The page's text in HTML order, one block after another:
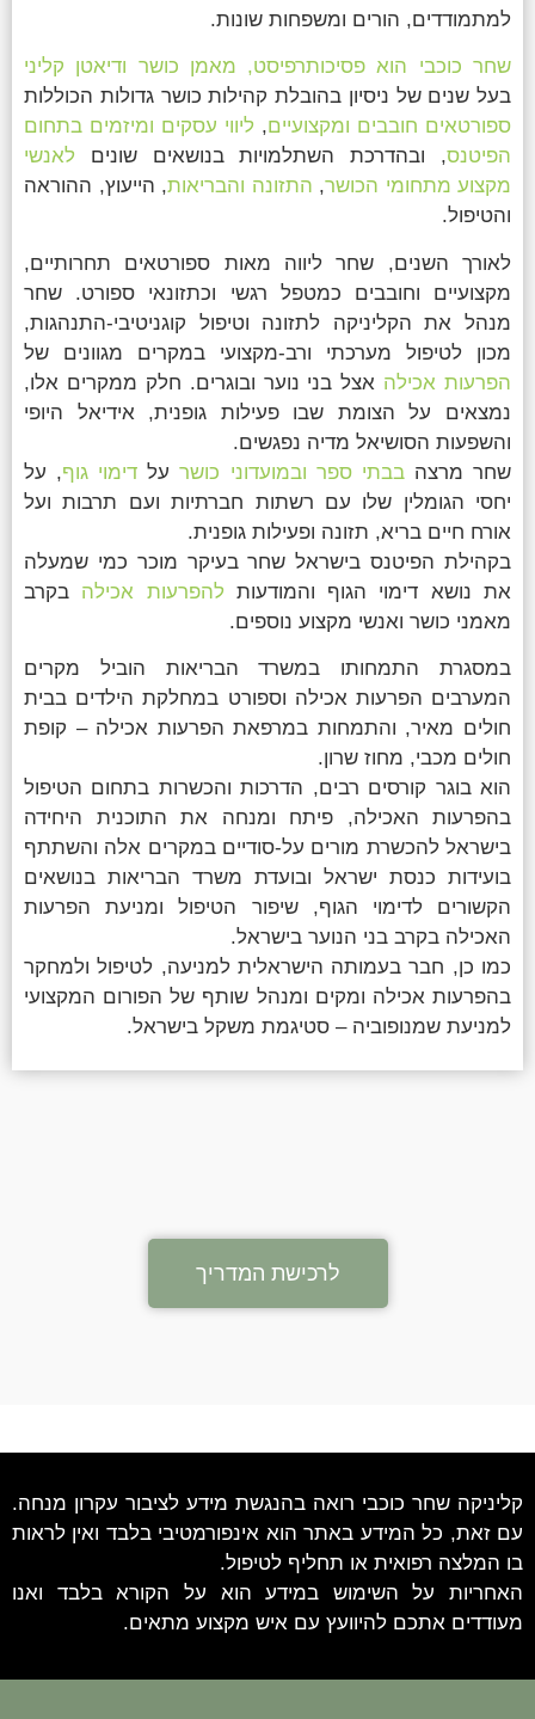
למתמודדים, הורים ומשפחות שונות.
שחר כוכבי הוא פסיכותרפיסט, מאמן כושר ודיאטן קליני
בעל שנים של ניסיון בהובלת קהילות כושר גדולות הכוללות
ספורטאים חובבים ומקצועיים,ליווי עסקים ומיזמים בתחום
הפיטנס, ובהדרכת השתלמויות בנושאים שונים
לאנשי
מקצוע מתחומי הכושר,התזונה והבריאות, הייעוץ, ההוראה
והטיפול.
לאורך השנים, שחר ליווה מאות ספורטאים תחרותיים,
מקצועיים וחובבים כמטפל רגשי וכתזונאי ספורט. שחר
מנהל את הקליניקה לתזונה וטיפול קוגניטיבי-התנהגות,
מכון לטיפול מערכתי ורב-מקצועי במקרים מגוונים של
הפרעות אכילהאצל בני נוער ובוגרים. חלק ממקרים אלו,
נמצאים על הצומת שבו פעילות גופנית, אידיאל היופי
והשפעות הסושיאל מדיה נפגשים.
שחר מרצה בבתי ספר ובמועדוני כושרעלדימוי גוף, על
יחסי הגומלין שלו עם רשתות חברתיות ועם תרבות ועל
אורח חיים בריא, תזונה ופעילות גופנית.
בקהילת הפיטנס בישראל שחר בעיקר מוכר כמי שמעלה
את נושא דימוי הגוף והמודעות להפרעות אכילהבקרב
מאמני כושר ואנשי מקצוע נוספים.
במסגרת התמחותו במשרד הבריאות הוביל מקרים
המערבים הפרעות אכילה וספורט במחלקת הילדים בבית
חולים מאיר, והתמחות במרפאת הפרעות אכילה – קופת
חולים מכבי, מחוז שרון.
הוא בוגר קורסים רבים, הדרכות והכשרות בתחום הטיפול
בהפרעות האכילה, פיתח ומנחה את התוכנית היחידה
בישראל להכשרת מורים על-סודיים במקרים אלה והשתתף
בועידות כנסת ישראל ובועדת משרד הבריאות בנושאים
הקשורים לדימוי הגוף, שיפור הטיפול ומניעת הפרעות
האכילה בקרב בני הנוער בישראל.
כמו כן, חבר בעמותה הישראלית למניעה, לטיפול ולמחקר
בהפרעות אכילה ומקים ומנהל שותף של הפורום המקצועי
למניעת שמנופוביה – סטיגמת משקל בישראל.
לרכישת המדריך
קליניקה שחר כוכבי רואה בהנגשת מידע לציבור עקרון מנחה.
עם זאת, כל המידע באתר הוא אינפורמטיבי בלבד ואין לראות
בו המלצה רפואית או תחליף לטיפול.
האחריות על השימוש במידע הוא על הקורא בלבד ואנו
מעודדים אתכם להיוועץ עם איש מקצוע מתאים.